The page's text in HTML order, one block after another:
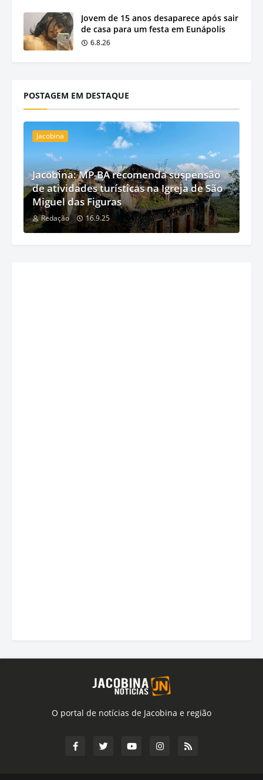
Jovem de 15 anos desaparece após sair
de casa para um festa em Eunápolis
6.8.26
POSTAGEM EM DESTAQUE
Jacobina
Jacobina: MP-BA recomenda suspensão
de atividades turísticas na Igreja de São
Miguel das Figuras
Redação 16.9.25
O portal de notícias de Jacobina e região